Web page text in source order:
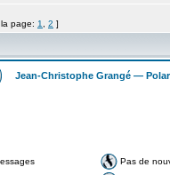
page: 1 2 ]
Jean-Christophe Grangé —
Pas de